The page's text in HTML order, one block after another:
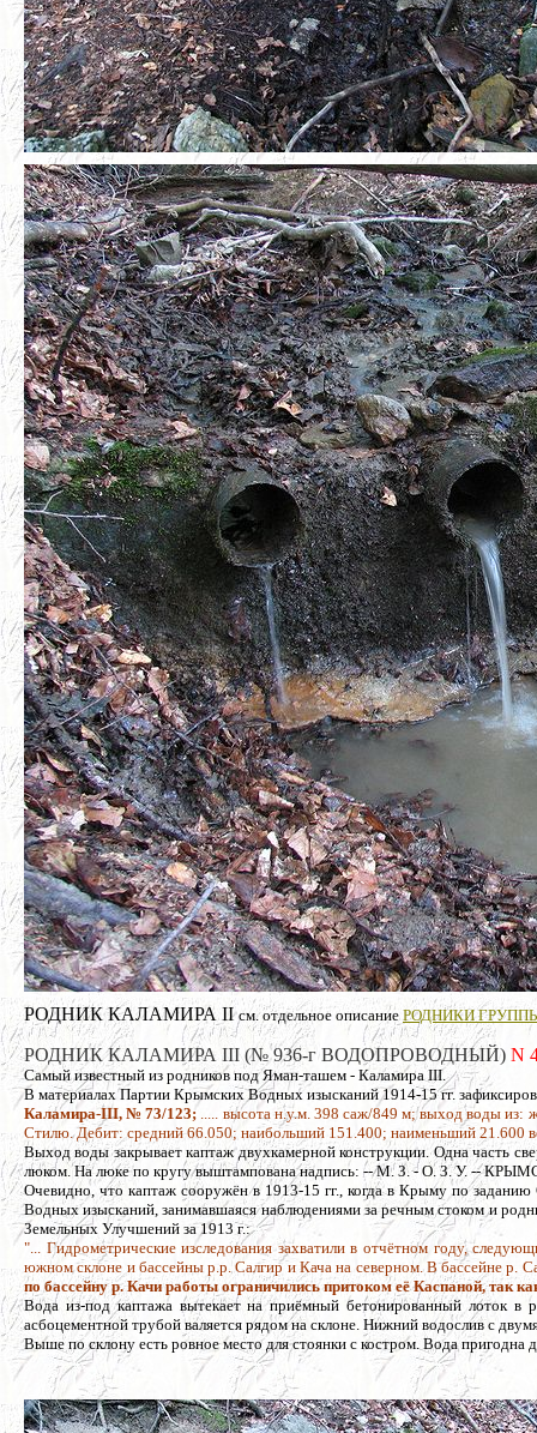
РОДНИК КАЛАМИРА IIсм. отдельное описаниеРОДНИКИ
РОДНИК КАЛАМИРА III (№ 936-г ВОДОПРОВОДНЫЙ) N
Самый известный из родников под Яман-ташем - Каламира III.
В материалах Партии Крымских Водных изысканий 1914-15 гг.
Каламира-III, № 73/123; ..... высота н.у.м. 398 саж/849 м; выход воды из:
Стилю. Дебит: средний 66.050; наибольший 151.400; наименьший 21.600
Выход воды закрывает каптаж двухкамерной конструкции. Одна часть
люком. На люке по кругу выштампована надпись: -- М. З. - О. З. У. --
Очевидно, что каптаж сооружён в 1913-15 гг., когда в Крыму по
Водных изысканий, занимавшаяся наблюдениями за речным стоком и
Земельных Улучшений за 1913 г.:
"... Гидрометрические изследования захватили в отчётном году,
южном склоне и бассейны р.р. Салгир и Кача на северном. В бассейне р.
по бассейну р. Качи работы ограничились притоком её Каспаной, так
Вода из-под каптажа вытекает на приёмный бетонированный лоток
асбоцементной трубой валяется рядом на склоне. Нижний водослив с
Выше по склону есть ровное место для стоянки с костром. Вода пригодна